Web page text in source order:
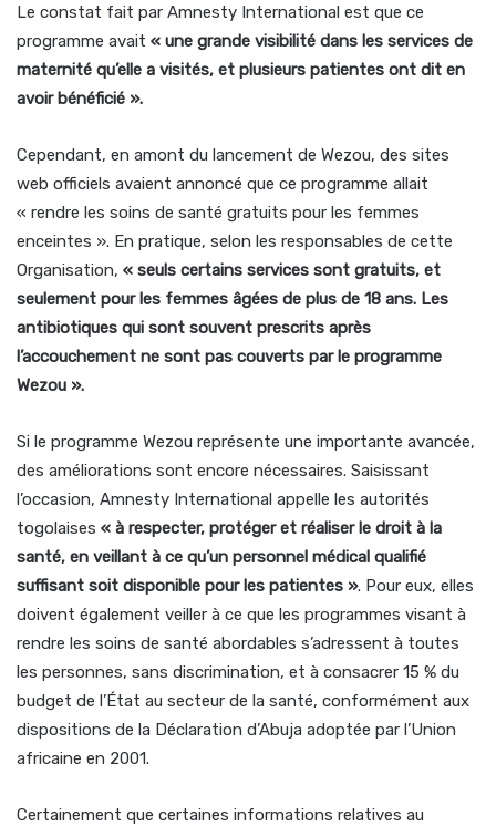
Le constat fait par Amnesty International est que ce
programme avait « une grande visibilité dans les services de
maternité qu’elle a visités, et plusieurs patientes ont dit en
avoir bénéficié ».
Cependant, en amont du lancement de Wezou, des sites
web officiels avaient annoncé que ce programme allait
« rendre les soins de santé gratuits pour les femmes
enceintes ». En pratique, selon les responsables de cette
Organisation, « seuls certains services sont gratuits, et
seulement pour les femmes âgées de plus de 18 ans. Les
antibiotiques qui sont souvent prescrits après
l’accouchement ne sont pas couverts par le programme
Wezou ».
Si le programme Wezou représente une importante avancée,
des améliorations sont encore nécessaires. Saisissant
l’occasion, Amnesty International appelle les autorités
togolaises « à respecter, protéger et réaliser le droit à la
santé, en veillant à ce qu’un personnel médical qualifié
suffisant soit disponible pour les patientes ». Pour eux, elles
doivent également veiller à ce que les programmes visant à
rendre les soins de santé abordables s’adressent à toutes
les personnes, sans discrimination, et à consacrer 15 % du
budget de l’État au secteur de la santé, conformément aux
dispositions de la Déclaration d’Abuja adoptée par l’Union
africaine en 2001.
Certainement que certaines informations relatives au